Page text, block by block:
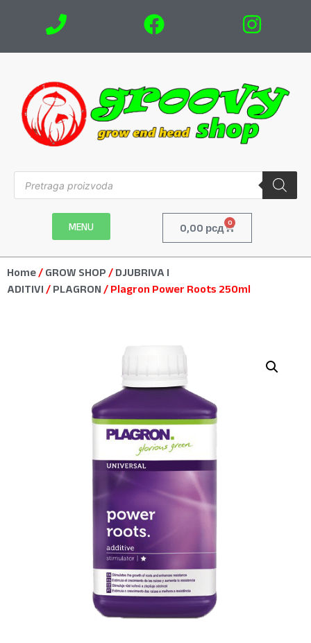
MENU 0,00 рсд 0
Home / GROW SHOP / DJUBRIVA I
ADITIVI / PLAGRON / Plagron Power Roots 250ml